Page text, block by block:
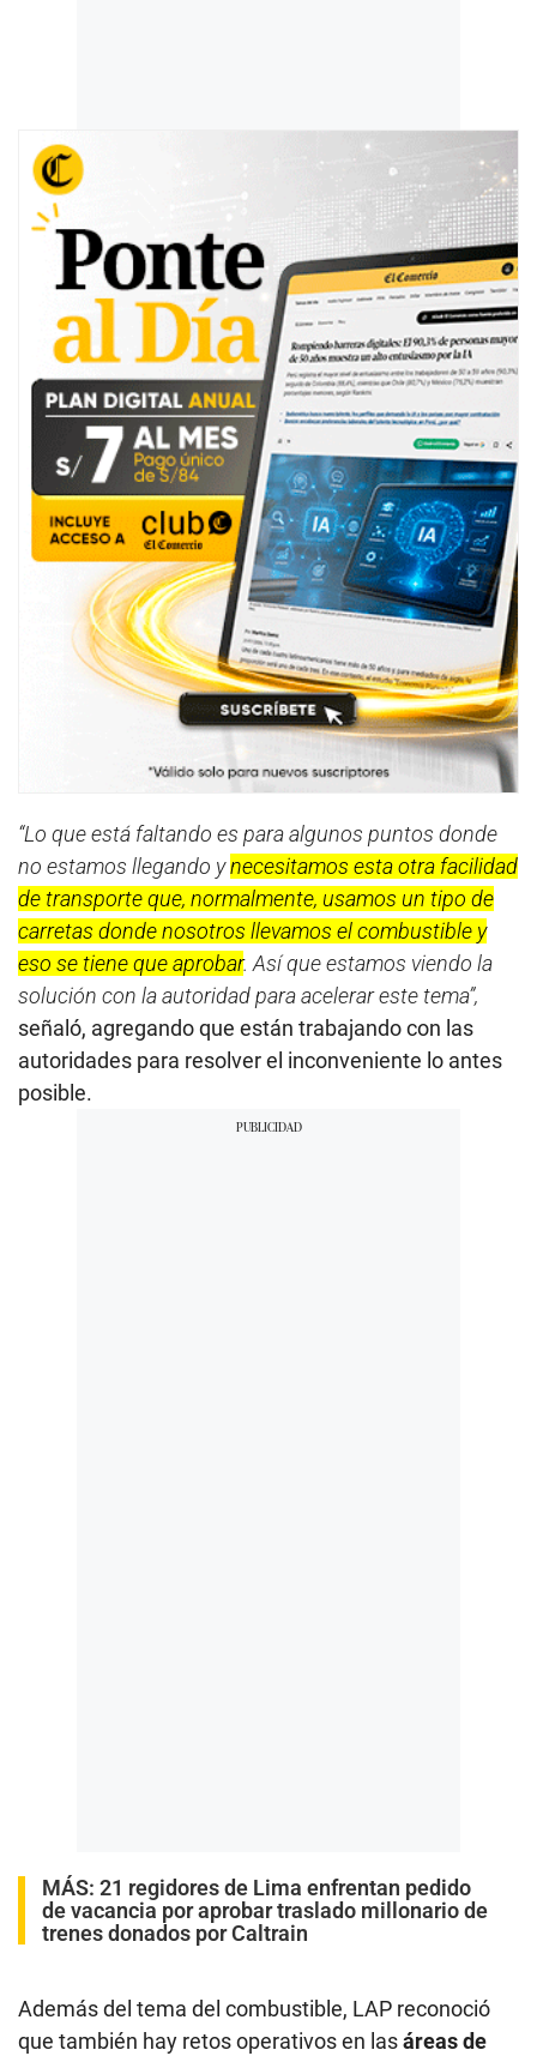
“Lo que está faltando es para algunos puntos donde
no estamos llegando ynecesitamos esta otra facilidad
de transporte que, normalmente, usamos un tipo de
carretas donde nosotros llevamos el combustible y
eso se tiene que aprobar. Así que estamos viendo la
solución con la autoridad para acelerar este tema”,
señaló, agregando que están trabajando con las
autoridades para resolver el inconveniente lo antes
posible.
MÁS: 21 regidores de Lima enfrentan pedido
de vacancia por aprobar traslado millonario de
trenes donados por Caltrain
Además del tema del combustible, LAP reconoció
que también hay retos operativos en lasáreas de